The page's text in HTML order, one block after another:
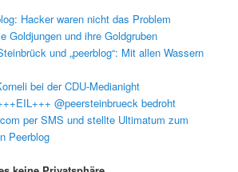
Hacker waren nicht das Problem
Goldjungen und ihre Goldgruben
und „peerblog“: Mit allen Wassern
bei der CDU-Medianight
@peersteinbrueck bedroht
per SMS und stellte Ultimatum zum
Peerblog